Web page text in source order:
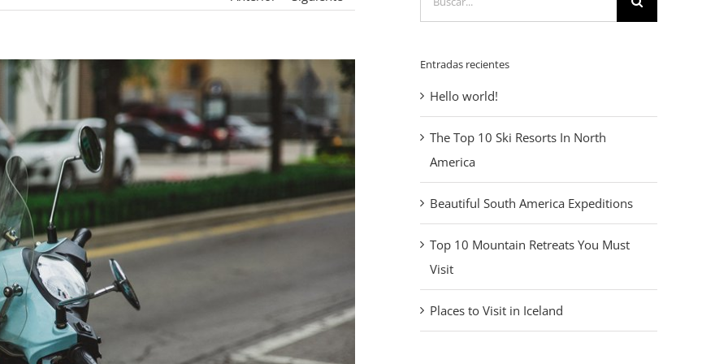
Entradas recientes
Hello world!
The Top 10 Ski Resorts In North
America
Beautiful South America Expeditions
Top 10 Mountain Retreats You Must
Visit
Places to Visit in Iceland